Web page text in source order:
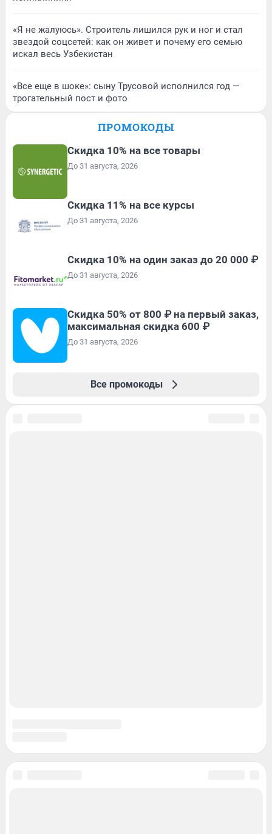
«Я не жалуюсь». Строитель лишился рук и ног и стал
звездой соцсетей: как он живет и почему его семью
искал весь Узбекистан
«Все еще в шоке»: сыну Трусовой исполнился год —
трогательный пост и фото
ПРОМОКОДЫ
Скидка 10% на все товары
До 31 августа, 2026
Скидка 11% на все курсы
До 31 августа, 2026
Скидка 10% на один заказ до 20 000 ₽
До 31 августа, 2026
Скидка 50% от 800 ₽ на первый заказ,
максимальная скидка 600 ₽
До 31 августа, 2026
Все промокоды